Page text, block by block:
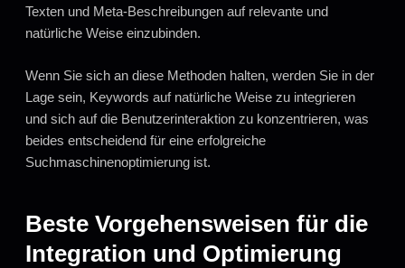
Texten und Meta-Beschreibungen auf relevante und
natürliche Weise einzubinden.
Wenn Sie sich an diese Methoden halten, werden Sie in der
Lage sein, Keywords auf natürliche Weise zu integrieren
und sich auf die Benutzerinteraktion zu konzentrieren, was
beides entscheidend für eine erfolgreiche
Suchmaschinenoptimierung ist.
Beste Vorgehensweisen für die
Integration und Optimierung